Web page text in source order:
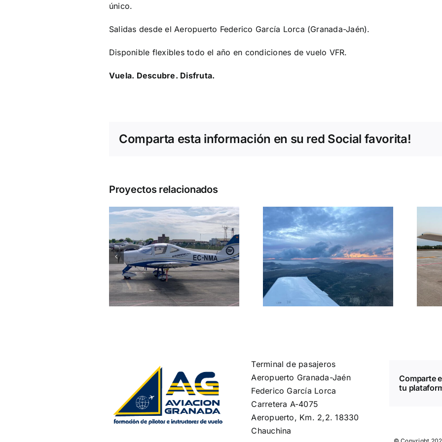
único.
Salidas desde el Aeropuerto Federico García Lorca (Granada-Jaén).
Disponible flexibles todo el año en condiciones de vuelo VFR.
Vuela. Descubre. Disfruta.
Comparta esta información en su red Social favorita!
Proyectos relacionados
PPL (A)
NVFR curso visual
nocturno
Terminal de pasajeros
Aeropuerto Granada-Jaén
Federico García Lorca
Carretera A-4075
Aeropuerto, Km. 2,2. 18330
Chauchina
Comparte
tu